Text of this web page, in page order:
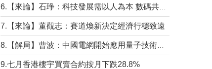
7.【來論】董觀志：賽道煥新決定經濟行穩致遠
9.七月香港樓宇買賣合約按月下跌28.8%